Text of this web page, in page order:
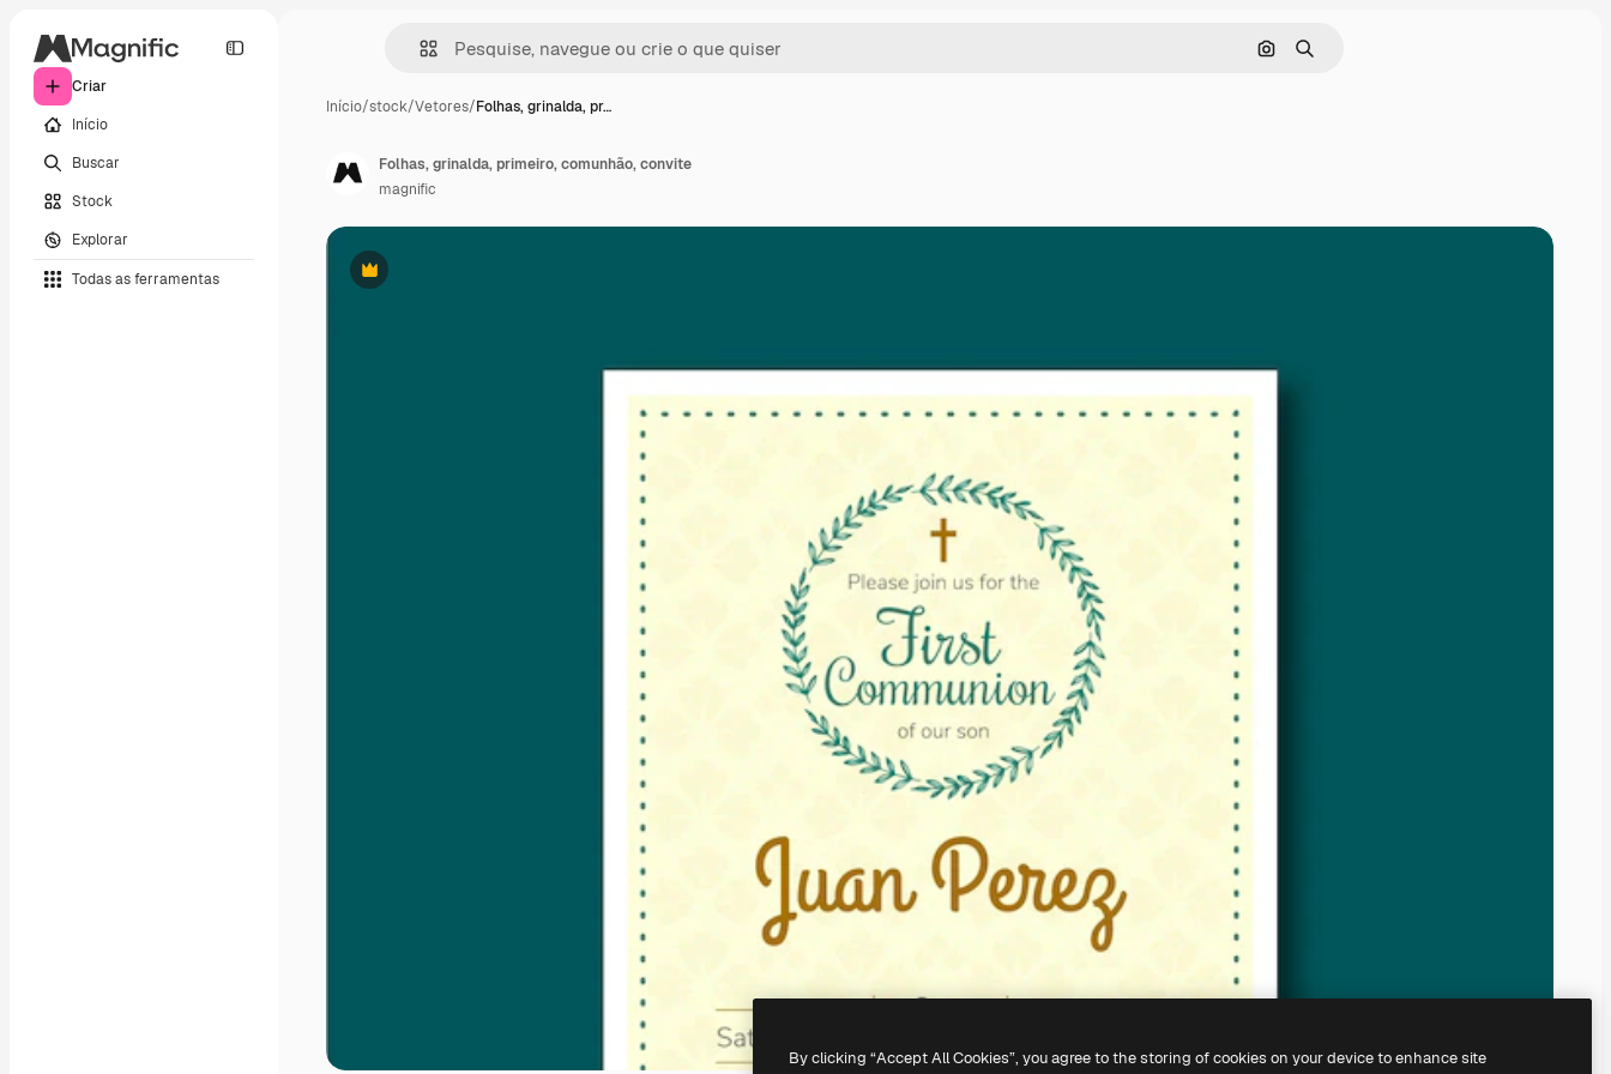
Criar
Início
Buscar
Stock
Explorar
Todas as ferramentas
Pesquisar por imagem
Buscar
Início/stock/Vetores/Folhas, grinalda, pr…
Premium
Folhas, grinalda, primeiro, comunhão, convite
magnific
By clicking “Accept All Cookies”, you agree to the storing of cookies on your device to enhance site